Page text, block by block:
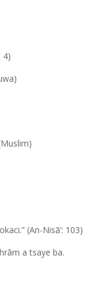
4)
(An-Nisā’: 103)
a tsaye ba.